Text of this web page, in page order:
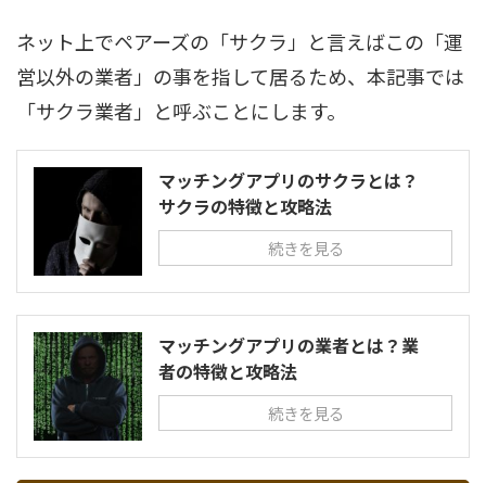
ネット上でペアーズの「サクラ」と言えばこの「運
営以外の業者」の事を指して居るため、本記事では
「サクラ業者」と呼ぶことにします。
マッチングアプリのサクラとは？
サクラの特徴と攻略法
続きを見る
マッチングアプリの業者とは？業
者の特徴と攻略法
続きを見る